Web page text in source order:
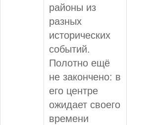
районы из
разных
исторических
событий.
Полотно ещё
не закончено: в
его центре
ожидает своего
времени